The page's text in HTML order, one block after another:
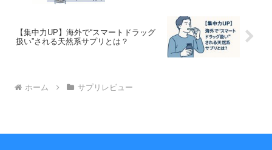
【集中力UP】海外で“スマートドラッグ
扱い”される天然系サプリとは？
ホーム サプリレビュー